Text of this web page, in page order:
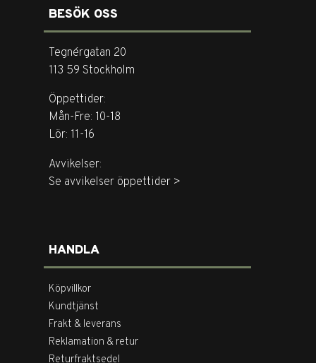
BESÖK OSS
Tegnérgatan 20
113 59 Stockholm
Öppettider:
Mån-Fre: 10-18
Lör: 11-16
Avvikelser:
Se avvikelser öppettider >
HANDLA
Köpvillkor
Kundtjänst
Frakt & leverans
Reklamation & retur
Returfraktsedel